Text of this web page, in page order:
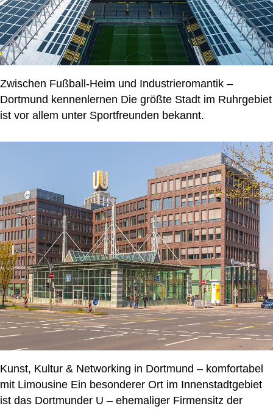
Zwischen Fußball-Heim und Industrieromantik –
Dortmund kennenlernen Die größte Stadt im Ruhrgebiet
ist vor allem unter Sportfreunden bekannt.
Kunst, Kultur & Networking in Dortmund – komfortabel
mit Limousine Ein besonderer Ort im Innenstadtgebiet
ist das Dortmunder U – ehemaliger Firmensitz der